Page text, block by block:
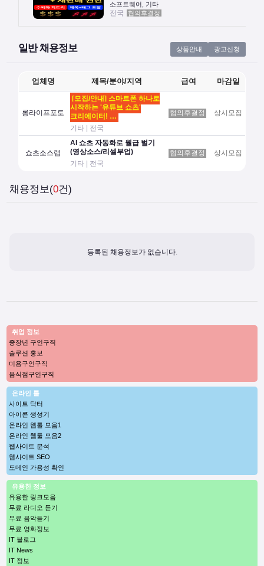
소프트웨어, 기타
전국
협의후결정
일반 채용정보 상품안내 광고신청
업체명 제목/분야/지역 급여 마감일
롱라이프포토
[모집/안내] 스마트폰 하나로
시작하는 '유튜브 쇼츠'
크리에이터! …
기타 | 전국
협의후결정 상시모집
쇼츠소스랩
AI 쇼츠 자동화로 월급 벌기
(영상소스/리셀부업)
기타 | 전국
협의후결정 상시모집
채용정보(0건)
등록된 채용정보가 없습니다.
취업 정보
중장년 구인구직
솔루션 홍보
미용구인구직
음식점구인구직
온라인 툴
사이트 닥터
아이콘 생성기
온라인 웹툴 모음1
온라인 웹툴 모음2
웹사이트 분석
웹사이트 SEO
도메인 가용성 확인
유용한 정보
유용한 링크모음
무료 라디오 듣기
무료 음악듣기
무료 영화정보
IT 블로그
IT News
IT 정보